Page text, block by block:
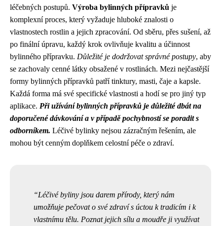
léčebných postupů. Výroba bylinných přípravků je
komplexní proces, který vyžaduje hluboké znalosti o
vlastnostech rostlin a jejich zpracování. Od sběru, přes sušení, až
po finální úpravu, každý krok ovlivňuje kvalitu a účinnost
bylinného přípravku. Důležité je dodržovat správné postupy, aby
se zachovaly cenné látky obsažené v rostlinách. Mezi nejčastější
formy bylinných přípravků patří tinktury, masti, čaje a kapsle.
Každá forma má své specifické vlastnosti a hodí se pro jiný typ
aplikace. Při užívání bylinných přípravků je důležité dbát na
doporučené dávkování a v případě pochybností se poradit s
odborníkem. Léčivé bylinky nejsou zázračným řešením, ale
mohou být cenným doplňkem celostní péče o zdraví.
Léčivé byliny jsou darem přírody, který nám
umožňuje pečovat o své zdraví s úctou k tradicím i k
vlastnímu tělu. Poznat jejich sílu a moudře ji využívat